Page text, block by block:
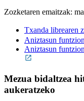
Zozketaren emaitzak:
Txanda librearen
Aniztasun
Aniztasun
Mezua bidaltzea
aukeratzeko